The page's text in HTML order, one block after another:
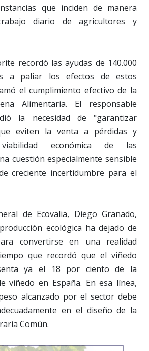
que inciden de manera
diario de agricultores y
recordó las ayudas de 140.000
a paliar los efectos de estos
el cumplimiento efectivo de la
Alimentaria. El responsable
la necesidad de "garantizar
eviten la venta a pérdidas y
económica de las
cuestión especialmente sensible
creciente incertidumbre para el
de Ecovalia, Diego Granado,
ecológica ha dejado de
convertirse en una realidad
que recordó que el viñedo
ya el 18 por ciento de la
viñedo en España. En esa línea,
alcanzado por el sector debe
en el diseño de la
Común.